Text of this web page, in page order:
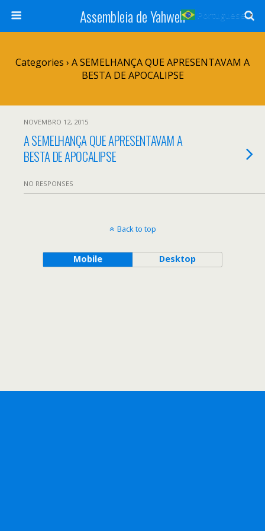
Assembleia de Yahweh
Categories › A SEMELHANÇA QUE APRESENTAVAM A
BESTA DE APOCALIPSE
NOVEMBRO 12, 2015
A SEMELHANÇA QUE APRESENTAVAM A
BESTA DE APOCALIPSE
NO RESPONSES
Back to top
Mobile Desktop
Portuguese ▼